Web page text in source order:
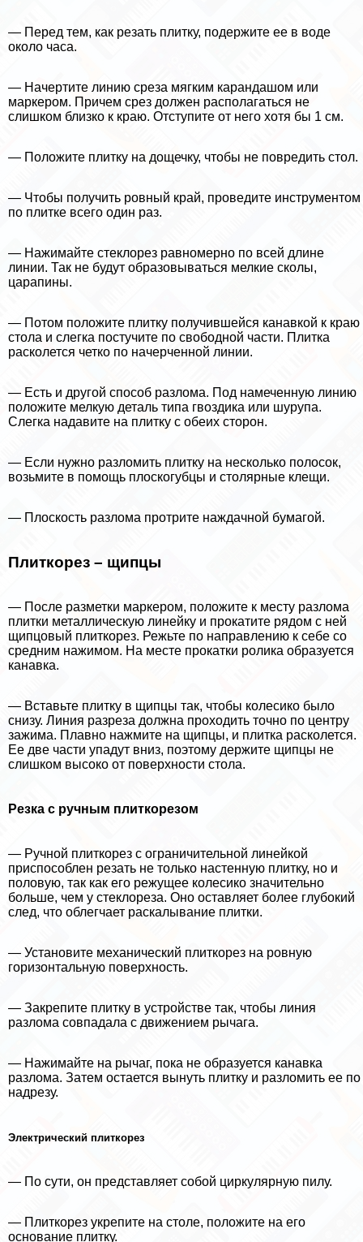
— Перед тем, как резать плитку, подержите ее в воде
около часа.
— Начертите линию среза мягким карандашом или
маркером. Причем срез должен располагаться не
слишком близко к краю. Отступите от него хотя бы 1 см.
— Положите плитку на дощечку, чтобы не повредить стол.
— Чтобы получить ровный край, проведите инструментом
по плитке всего один раз.
— Нажимайте стеклорез равномерно по всей длине
линии. Так не будут образовываться мелкие сколы,
царапины.
— Потом положите плитку получившейся канавкой к краю
стола и слегка постучите по свободной части. Плитка
расколется четко по начерченной линии.
— Есть и другой способ разлома. Под намеченную линию
положите мелкую деталь типа гвоздика или шурупа.
Слегка надавите на плитку с обеих сторон.
— Если нужно разломить плитку на несколько полосок,
возьмите в помощь плоскогубцы и столярные клещи.
— Плоскость разлома протрите наждачной бумагой.
Плиткорез – щипцы
— После разметки маркером, положите к месту разлома
плитки металлическую линейку и прокатите рядом с ней
щипцовый плиткорез. Режьте по направлению к себе со
средним нажимом. На месте прокатки ролика образуется
канавка.
— Вставьте плитку в щипцы так, чтобы колесико было
снизу. Линия разреза должна проходить точно по центру
зажима. Плавно нажмите на щипцы, и плитка расколется.
Ее две части упадут вниз, поэтому держите щипцы не
слишком высоко от поверхности стола.
Резка с ручным плиткорезом
— Ручной плиткорез с ограничительной линейкой
приспособлен резать не только настенную плитку, но и
пoлoвую, так как его режущее колесико значительно
больше, чем у стеклореза. Оно оставляет более глубокий
след, что облегчает раскалывание плитки.
— Установите механический плиткорез на ровную
горизонтальную поверхность.
— Закрепите плитку в устройстве так, чтобы линия
разлома совпадала с движением рычага.
— Нажимайте на рычаг, пока не образуется канавка
разлома. Затем остается вынуть плитку и разломить ее по
надрезу.
Электрический плиткорез
— По сути, он представляет собой циркулярную пилу.
— Плиткорез укрепите на столе, положите на его
основание плитку.